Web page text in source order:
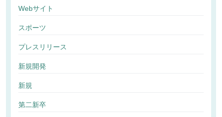
Webサイト
スポーツ
プレスリリース
新規開発
新規
第二新卒